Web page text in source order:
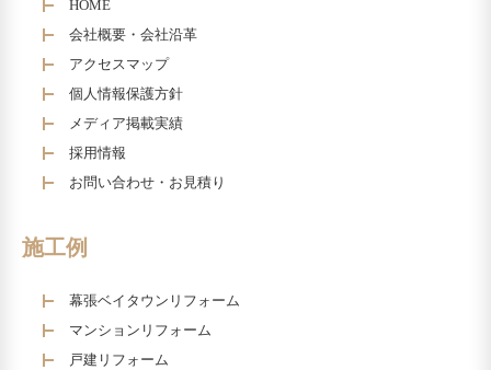
HOME
会社概要・会社沿革
アクセスマップ
個人情報保護方針
メディア掲載実績
採用情報
お問い合わせ・お見積り
施工例
幕張ベイタウンリフォーム
マンションリフォーム
戸建リフォーム